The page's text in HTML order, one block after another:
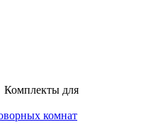
Комплекты для
комнат